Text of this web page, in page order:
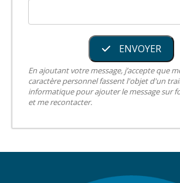
ENVOYER
En ajoutant votre message, j’accepte que
caractère personnel fassent l'objet d'un
informatique pour ajouter le message sur
et me recontacter.